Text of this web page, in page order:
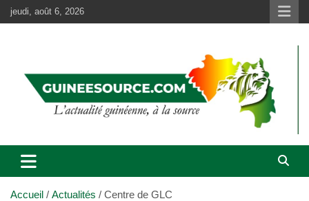
Aller
au
jeudi, août 6, 2026
Accueil Actualités Centre de GLC